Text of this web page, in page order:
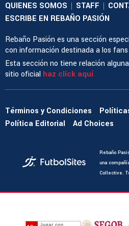
QUIENES SOMOS | STAFF |
ESCRIBE EN REBAÑO PASIÓN
Rebaño Pasión es una sección
con información destinada a los fans
Esta sección no tiene relación
sitio oficial haz click aquí
Términos y Condiciones
Política Editorial
Ad Choices
Rebaño
una
Collective.